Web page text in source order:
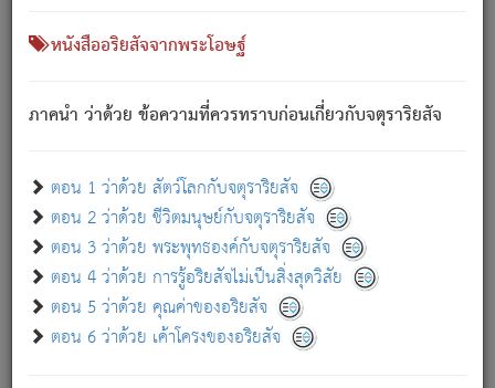
หนังสืออริยสัจจากพระโอษฐ์
ภาคนำ ว่าด้วย ข้อความที่ควรทราบก่อนเกี่ยวกับจตุราริยสัจ
ตอน 1 ว่าด้วย สัตว์โลกกับจตุราริยสัจ
ตอน 2 ว่าด้วย ชีวิตมนุษย์กับจตุราริยสัจ
ตอน 3 ว่าด้วย พระพุทธองค์กับจตุราริยสัจ
ตอน 4 ว่าด้วย การรู้อริยสัจไม่เป็นสิ่งสุดวิสัย
ตอน 5 ว่าด้วย คุณค่าของอริยสัจ
ตอน 6 ว่าด้วย เค้าโครงของอริยสัจ
เขาสำคัญสิ่งใด โดยความเป็นประการใด แต่สิ่งนั้นย่อมเป็น
(ตามที่เป็นจริง) โดยประการอื่นจากที่เขาสำคัญนั้น
สัตว์โลกติดข้องอยู่ในภพ ถูกภพบังหน้าแล้ว มีภพโดยความ
เป็นอย่างอื่น (จากที่มันเป็นอยู่จริง) จึงได้เพลิดเพลินยิ่งนักในภพ
เขาเพลิดเพลินยิ่งนักในสิ่งใด สิ่งนั้นเป็นภัย (ที่เขาไม่รู้จัก)
เขากลัวต่อสิ่งใดสิ่งนั้นเป็นทุกข์
พรหมจรรย์นี้ อันบุคคลย่อมประพฤติ ก็เพื่อการละขาดซึ่ง
ภพ.
สมณะหรือพราหมณ์เหล่าใด กล่าวความหลุดพ้นจากภพว่า
มีได้เพราะภพ เรากล่าวว่า สมณะหรือพราหมณ์ทั้งปวงนั้น
มิใช่ผู้หลดพ้นจากภพ.